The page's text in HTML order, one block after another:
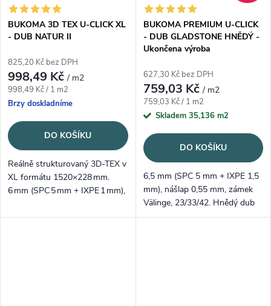
BUKOMA 3D TEX U-CLICK XL
- DUB NATUR II
825,20 Kč bez DPH
998,49 Kč/ m2
Měrná cena:
998,49 Kč / 1 m2
Brzy doskladníme
DO KOŠÍKU
Reálně strukturovaný 3D‑TEX v
XL formátu 1520×228 mm.
6 mm (SPC 5 mm + IXPE 1 mm),
– přirozeně neutrální tón, který
BUKOMA PREMIUM U-CLICK
- DUB GLADSTONE HNĚDÝ -
Ukončena výroba
627,30 Kč bez DPH
759,03 Kč/ m2
Měrná cena:
759,03 Kč / 1 m2
Skladem 35,136 m2
DO KOŠÍKU
6,5 mm (SPC 5 mm + IXPE 1,5
mm), nášlap 0,55 mm, zámek
Välinge, 23/33/42. Hnědý dub
Gladstone, registrovaný